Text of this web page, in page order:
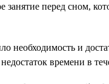
перед сном,
необходимость и
времени в